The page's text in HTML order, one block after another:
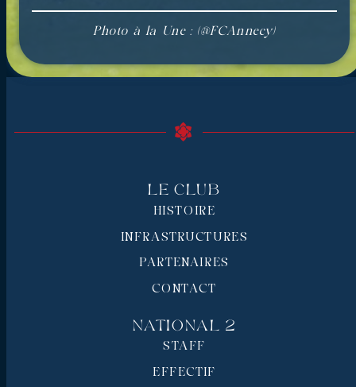
Photo à la Une : (@FCAnnecy)
Le Club
HISTOIRE
INFRASTRUCTURES
PARTENAIRES
CONTACT
National 2
STAFF
EFFECTIF